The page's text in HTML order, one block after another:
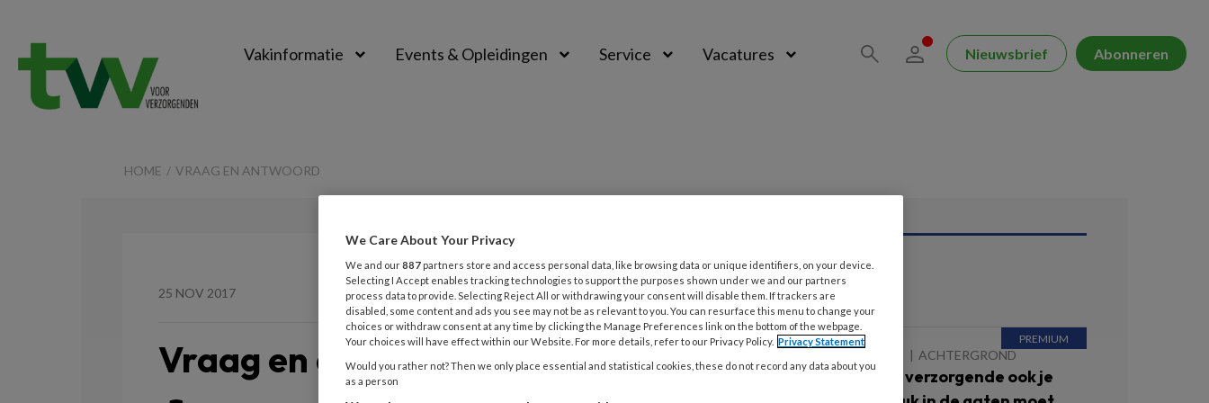
Vakinformatie Events & Opleidingen Service Vacatures Nieuwsbrief Abonneren
HOME VRAAG EN ANTWOORD
25 NOV 2017 Opslaan Reacties 0 Delen
Vraag en antwoord
Lees ook
ACHTERGROND
Waarom je als verzorgende ook je
We Care About Your Privacy
We and our887 partners store and access personal data, like browsing data or unique identifiers, on your device.
Selecting I Accept enables tracking technologies to support the purposes shown under we and our partners
process data to provide. Selecting Reject All or withdrawing your consent will disable them. If trackers are
disabled, some content and ads you see may not be as relevant to you. You can resurface this menu to change your
choices or withdraw consent at any time by clicking the Manage Preferences link on the bottom of the webpage.
Your choices will have effect within our Website. For more details, refer to our Privacy Policy. Privacy Statement
Would you rather not? Then we only place essential and statistical cookies, these do not record any data about you
as a person